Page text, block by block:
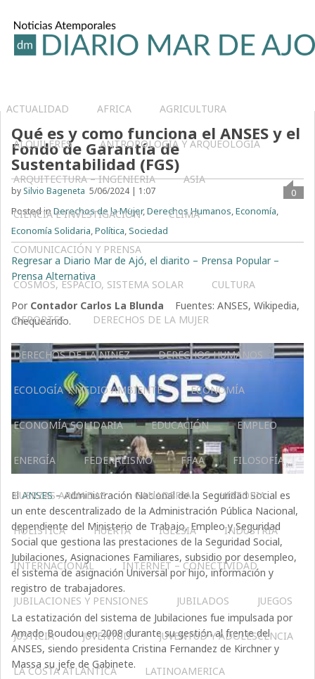
ACTUALIDAD AFRICA AGRICULTURA
ALQUILERES ANTROPOLOGÍA Y ARQUEOLOGÍA
ARQUITECTURA – INGENIERIA ASIA
CIENCIA E INVESTIGACIÓN CLIMA
COMUNICACIÓN Y PRENSA
COSMOS, ESPACIO, SISTEMA SOLAR CULTURA
DEPORTES DERECHOS DE LA MUJER
DERECHOS DE LA NIÑEZ DERECHOS HUMANOS
ECOLOGÍA Y MEDIO AMBIENTE ECONOMÍA
ECONOMÍA SOLIDARIA EDUCACIÓN EMPLEO
ENERGÍA FEDERALISMO FFAA FILOSOFÍA
FUERZAS ARMADAS GANADERIA HISTORIA
HOLÍSTICA HUERTA IGLESIA INDUSTRIA
INTERNACIONAL INTERNET – CONECTIVIDAD
JUBILACIONES Y PENSIONES JUBILADOS JUEGOS
JUSTICIA JUVENTUD JUVENTUD Y ADOLESCENCIA
LA COSTA ATLÁNTICA LATINOAMERICA
Qué es y como funciona el ANSES y el
Fondo de Garantía de
Sustentabilidad (FGS)
by Silvio Bageneta 5/06/2024 | 1:07
0
Posted inDerechos de la Mujer,Derechos Humanos,Economía,
Economía Solidaria,Política,Sociedad
Regresar a Diario Mar de Ajó, el diarito – Prensa Popular –
Prensa Alternativa
Por Contador Carlos La Blunda Fuentes: ANSES, Wikipedia,
Chequeando.
ElANSES– Administración Nacional de la Seguridad Social es
un ente descentralizado de la Administración Pública Nacional,
dependiente del Ministerio de Trabajo, Empleo y Seguridad
Social que gestiona las prestaciones de la Seguridad Social,
Jubilaciones, Asignaciones Familiares, subsidio por desempleo,
el sistema de asignación Universal por hijo, información y
registro de trabajadores.
La estatización del sistema de Jubilaciones fue impulsada por
Amado Boudou en 2008 durante su gestión al frente del
ANSES, siendo presidenta Cristina Fernandez de Kirchner y
Massa su jefe de Gabinete.